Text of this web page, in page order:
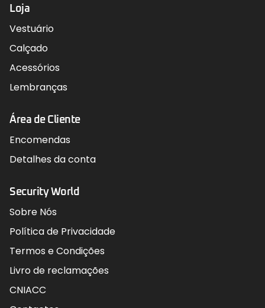
Loja
Vestuário
Calçado
Acessórios
Lembranças
Área de Cliente
Encomendas
Detalhes da conta
Security World
Sobre Nós
Política de Privacidade
Termos e Condições
Livro de reclamações
CNIACC